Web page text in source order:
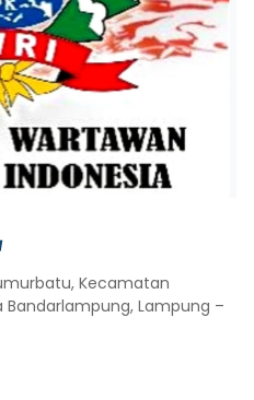
Kecamatan
Bandarlampung, Lampung –